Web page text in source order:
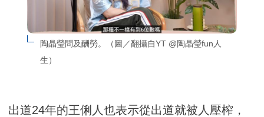
陶晶瑩問及酬勞。（圖／翻攝自YT @陶晶瑩fun人
生）
出道24年的王俐人也表示從出道就被人壓榨，